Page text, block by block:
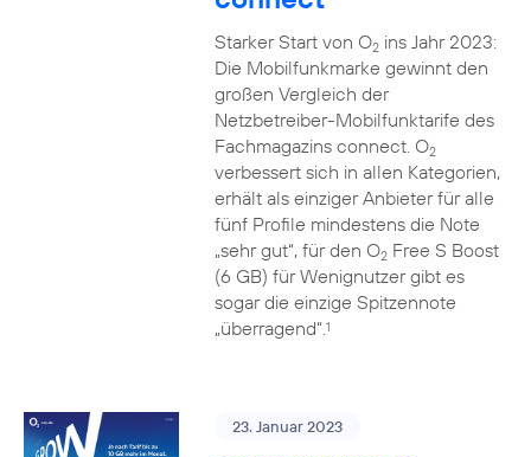
Starker Start von O2ins Jahr 2023:
Die Mobilfunkmarke gewinnt den
großen Vergleich der
Netzbetreiber-Mobilfunktarife des
Fachmagazins connect. O2
verbessert sich in allen Kategorien,
erhält als einziger Anbieter für alle
fünf Profile mindestens die Note
„sehr gut“, für den O2Free S Boost
(6 GB) für Wenignutzer gibt es
sogar die einzige Spitzennote
„überragend“.1
23. Januar 2023